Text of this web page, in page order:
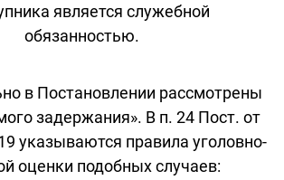
является служебной
обязанностью.
в Постановлении рассмотрены
задержания». В п. 24 Пост. от
указываются правила уголовно-
оценки подобных случаев: